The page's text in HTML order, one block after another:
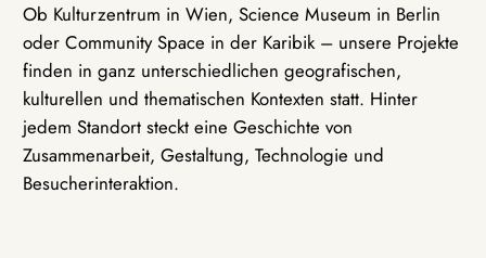
Ob Kulturzentrum in Wien, Science Museum in Berlin
oder Community Space in der Karibik – unsere Projekte
finden in ganz unterschiedlichen geografischen,
kulturellen und thematischen Kontexten statt. Hinter
jedem Standort steckt eine Geschichte von
Zusammenarbeit, Gestaltung, Technologie und
Besucherinteraktion.